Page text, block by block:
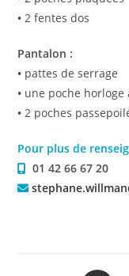
• 2 fentes dos
Pantalon :
• pattes de serrage
• une poche horloge
• 2 poches
Pour plus de
01 42 66 67 20